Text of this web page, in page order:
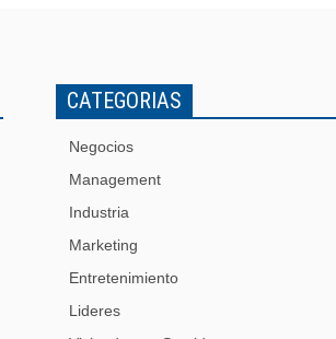
CATEGORIAS
Negocios
Management
Industria
Marketing
Entretenimiento
Lideres